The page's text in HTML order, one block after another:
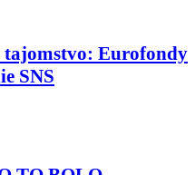
Eurofondy
SNS